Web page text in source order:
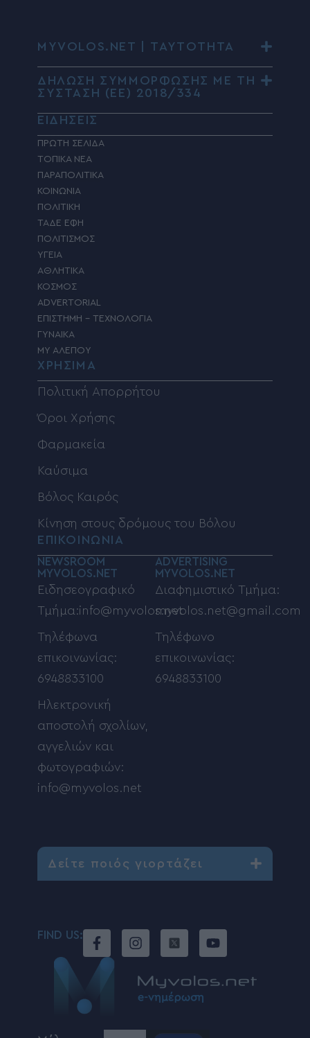
MYVOLOS.NET | ΤΑΥΤΟΤΗΤΑ
ΔΗΛΩΣΗ ΣΥΜΜΟΡΦΩΣΗΣ ΜΕ ΤΗ
ΣΥΣΤΑΣΗ (ΕΕ) 2018/334
ΕΙΔΗΣΕΙΣ
ΠΡΩΤΗ ΣΕΛΙΔΑ
ΤΟΠΙΚΑ ΝΕΑ
ΠΑΡΑΠΟΛΙΤΙΚΑ
ΚΟΙΝΩΝΙΑ
ΠΟΛΙΤΙΚΗ
ΤΑΔΕ ΕΦΗ
ΠΟΛΙΤΙΣΜΟΣ
ΥΓΕΙΑ
ΑΘΛΗΤΙΚΑ
ΚΟΣΜΟΣ
ADVERTORIAL
ΕΠΙΣΤΗΜΗ – ΤΕΧΝΟΛΟΓΙΑ
ΓΥΝΑΙΚΑ
MY ΑΛΕΠΟΥ
ΧΡΗΣΙΜΑ
Πολιτική Απορρήτου
Όροι Χρήσης
Φαρμακεία
Καύσιμα
Βόλος Καιρός
Κίνηση στους δρόμους του Βόλου
ΕΠΙΚΟΙΝΩΝΙΑ
NEWSROOM
MYVOLOS.NET
Ειδησεογραφικό
Τμήμα:info@myvolos.net
Τηλέφωνα
επικοινωνίας:
6948833100
Ηλεκτρονική
αποστολή σχολίων,
αγγελιών και
φωτογραφιών:
info@myvolos.net
ADVERTISING
MYVOLOS.NET
Διαφημιστικό Τμήμα:
myvolos.net@gmail.com
Τηλέφωνο
επικοινωνίας:
6948833100
Δείτε ποιός γιορτάζει
FIND US: